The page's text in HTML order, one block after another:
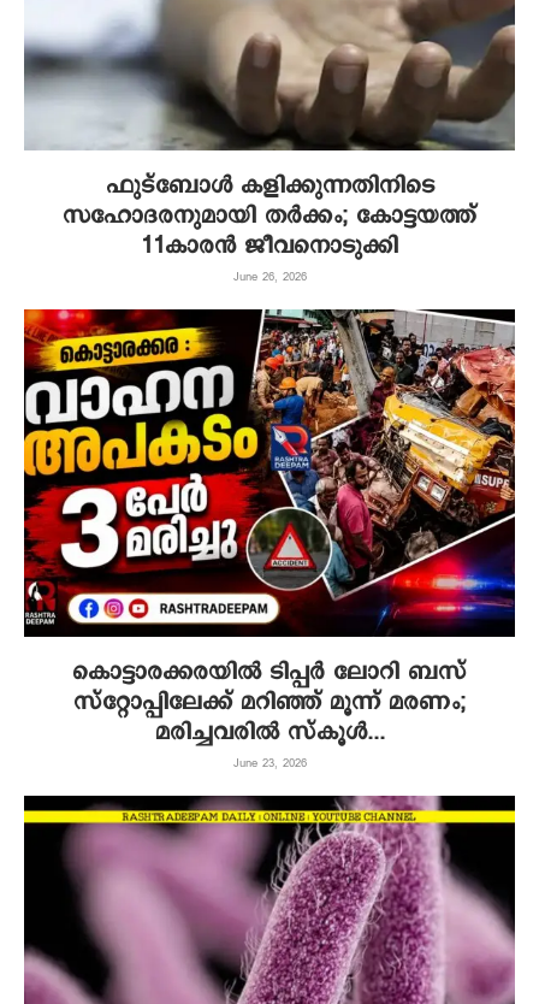
ഫുട്‌ബോള്‍ കളിക്കുന്നതിനിടെ
സഹോദരനുമായി തര്‍ക്കം; കോട്ടയത്ത്
11കാരന്‍ ജീവനൊടുക്കി
June 26, 2026
കൊട്ടാരക്കരയിൽ ടിപ്പർ ലോറി ബസ്
സ്റ്റോപ്പിലേക്ക് മറിഞ്ഞ് മൂന്ന് മരണം;
മരിച്ചവരിൽ സ്കൂൾ...
June 23, 2026